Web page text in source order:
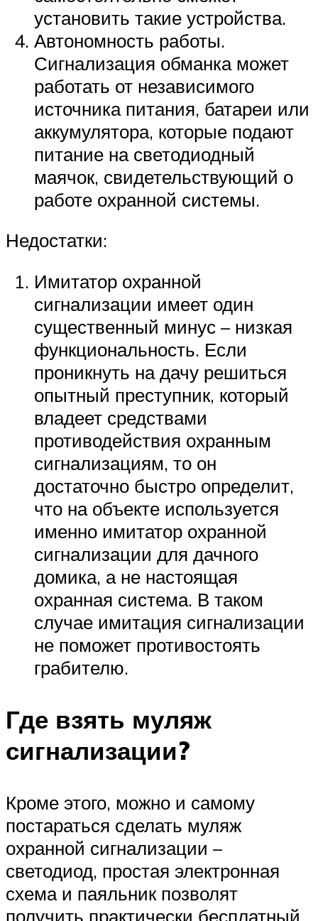
установить такие устройства.
Автономность работы.
Сигнализация обманка может
работать от независимого
источника питания, батареи или
аккумулятора, которые подают
питание на светодиодный
маячок, свидетельствующий о
работе охранной системы.
Недостатки:
Имитатор охранной
сигнализации имеет один
существенный минус – низкая
функциональность. Если
проникнуть на дачу решиться
опытный преступник, который
владеет средствами
противодействия охранным
сигнализациям, то он
достаточно быстро определит,
что на объекте используется
именно имитатор охранной
сигнализации для дачного
домика, а не настоящая
охранная система. В таком
случае имитация сигнализации
не поможет противостоять
грабителю.
Где взять муляж
сигнализации?
Кроме этого, можно и самому
постараться сделать муляж
охранной сигнализации –
светодиод, простая электронная
схема и паяльник позволят
получить практически бесплатный